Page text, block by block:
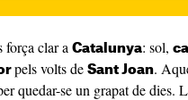
força clar a Catalunya: sol,
pels volts de Sant Joan.
quedar-se un grapat de dies.